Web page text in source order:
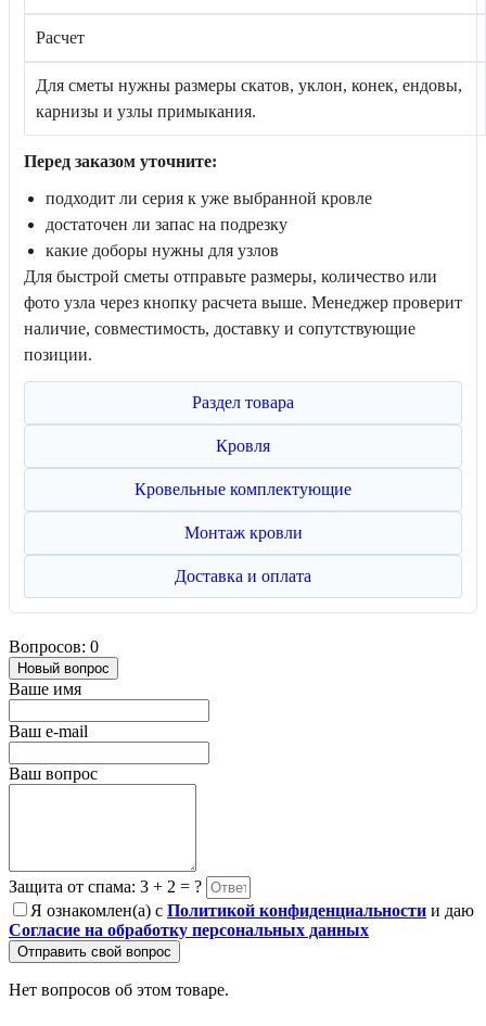
Расчет
Для сметы нужны размеры скатов, уклон, конек, ендовы,
карнизы и узлы примыкания.
Перед заказом уточните:
подходит ли серия к уже выбранной кровле
достаточен ли запас на подрезку
какие доборы нужны для узлов
Для быстрой сметы отправьте размеры, количество или
фото узла через кнопку расчета выше. Менеджер проверит
наличие, совместимость, доставку и сопутствующие
позиции.
Раздел товара
Кровля
Кровельные комплектующие
Монтаж кровли
Доставка и оплата
Вопросов: 0
Новый вопрос
Ваше имя
Ваш e-mail
Ваш вопрос
Защита от спама: 3 + 2 = ?
Я ознакомлен(а) с Политикой конфиденциальности и даю
Согласие на обработку персональных данных
Отправить свой вопрос
Нет вопросов об этом товаре.